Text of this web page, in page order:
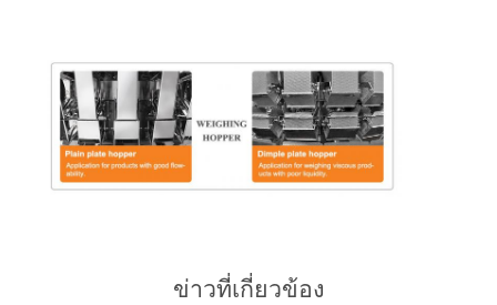
ข่าวที่เกี่ยวข้อง